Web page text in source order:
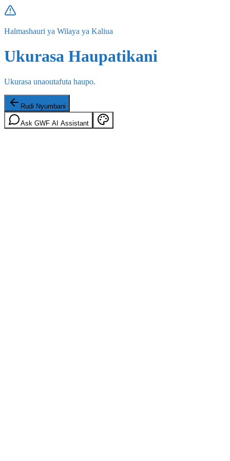
Halmashauri ya Wilaya ya Kaliua
Ukurasa Haupatikani
Ukurasa unaoutafuta haupo.
Rudi Nyumbani
Ask GWF AI Assistant